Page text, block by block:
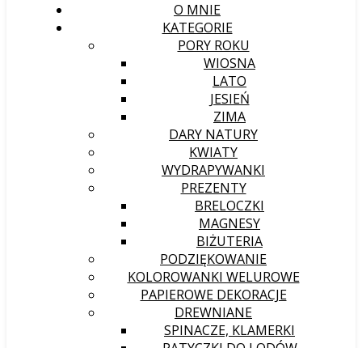
O MNIE
KATEGORIE
PORY ROKU
WIOSNA
LATO
JESIEŃ
ZIMA
DARY NATURY
KWIATY
WYDRAPYWANKI
PREZENTY
BRELOCZKI
MAGNESY
BIŻUTERIA
PODZIĘKOWANIE
KOLOROWANKI WELUROWE
PAPIEROWE DEKORACJE
DREWNIANE
SPINACZE, KLAMERKI